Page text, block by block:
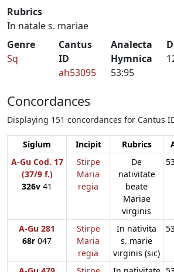
Rubrics
In natale s. mariae
Genre
Sq
Cantus
ID
ah53095
Analecta
Hymnica
53:95
Concordances
Displaying 151 concordances for Cantus
Siglum Incipit Rubrics
A-Gu Cod. 17
(37/9 f.)
326v 41
Stirpe
Maria
regia
De
nativitate
beate
Mariae
virginis
A-Gu 281
68r 047
Stirpe
Maria
regia
In nativita
s. marie
virginis (sic)